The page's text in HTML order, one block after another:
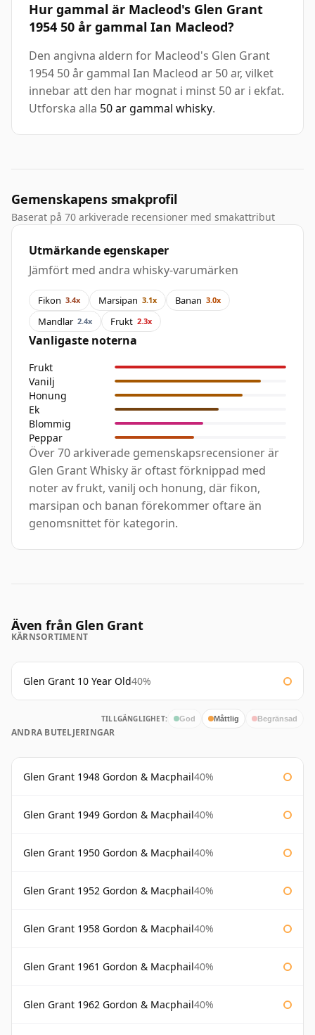
Hur gammal är Macleod's Glen Grant
1954 50 år gammal Ian Macleod?
Den angivna aldern for Macleod's Glen Grant
1954 50 år gammal Ian Macleod ar 50 ar, vilket
innebar att den har mognat i minst 50 ar i ekfat.
Utforska alla 50 ar gammal whisky.
Gemenskapens smakprofil
Baserat på 70 arkiverade recensioner med smakattribut
Utmärkande egenskaper
Jämfört med andra whisky-varumärken
Fikon 3.4x Marsipan 3.1x Banan 3.0x
Mandlar 2.4x Frukt 2.3x
Vanligaste noterna
Frukt
Vanilj
Honung
Ek
Blommig
Peppar
Över 70 arkiverade gemenskapsrecensioner är
Glen Grant Whisky är oftast förknippad med
noter av frukt, vanilj och honung, där fikon,
marsipan och banan förekommer oftare än
genomsnittet för kategorin.
Även från Glen Grant
KÄRNSORTIMENT
Glen Grant 10 Year Old40%
TILLGÄNGLIGHET: God Måttlig Begränsad
ANDRA BUTELJERINGAR
Glen Grant 1948 Gordon & Macphail40%
Glen Grant 1949 Gordon & Macphail40%
Glen Grant 1950 Gordon & Macphail40%
Glen Grant 1952 Gordon & Macphail40%
Glen Grant 1958 Gordon & Macphail40%
Glen Grant 1961 Gordon & Macphail40%
Glen Grant 1962 Gordon & Macphail40%